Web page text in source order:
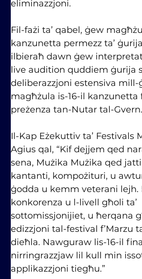
eliminazzjoni.
Fil-fażi ta’ qabel, ġew
kanzunetta permezz ta’
ilbieraħ dawn ġew
live audition quddiem ġurija
deliberazzjoni estensiva
magħżula is-16-il
preżenza tan-Nutar tal-Gvern.
Il-Kap Eżekuttiv ta’ Festivals
Agius qal, “Kif dejjem qed
sena, Mużika Mużika qed
kantanti, kompożituri, u
ġodda u kemm veterani
konkorenza u l-livell għoli ta’
sottomissjonijiet, u ħerqana
edizzjoni tal-festival f’Marzu
dieħla. Nawguraw lis-16-il
nirringrazzjaw lil kull min
applikazzjoni tiegħu.”